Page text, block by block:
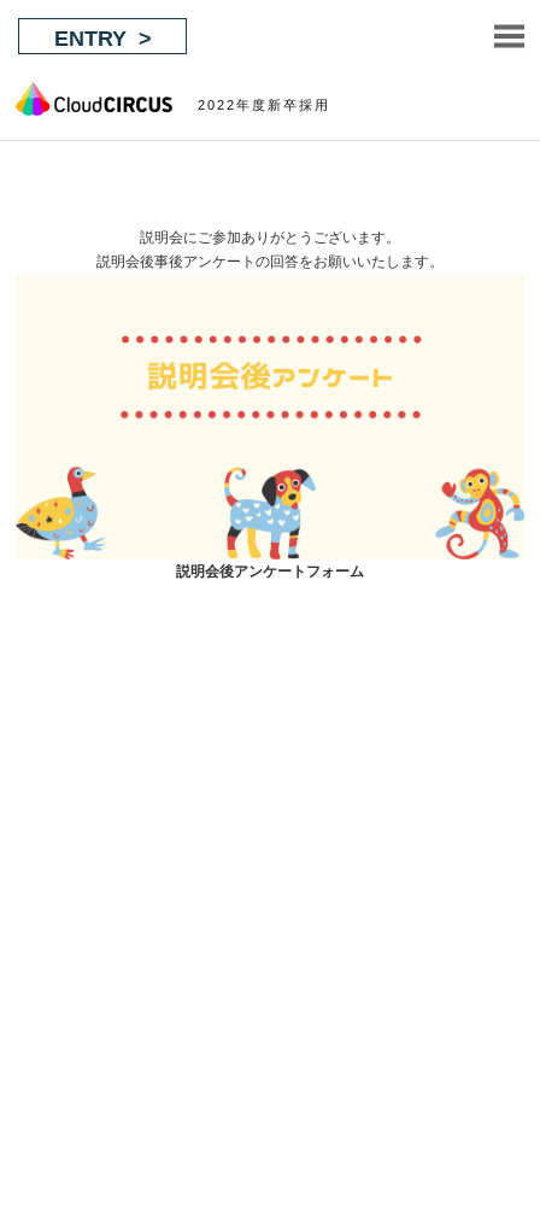
ENTRY
2022年度新卒採用
説明会にご参加ありがとうございます。
説明会後事後アンケートの回答をお願いいたします。
説明会後アンケートフォーム